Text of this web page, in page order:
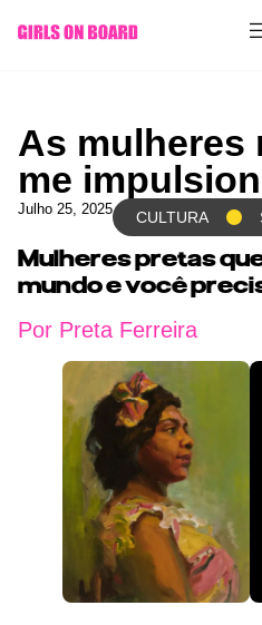
conteúdo
As mulheres
me
Julho 25, 2025 CULTURA
Mulheres pretas
mundo e você
Por Preta Ferreira